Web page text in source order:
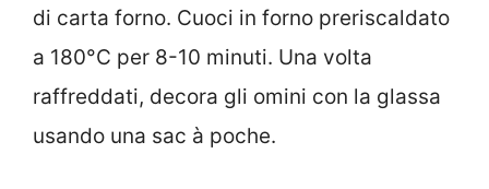
di carta forno. Cuoci in forno preriscaldato
a 180°C per 8-10 minuti. Una volta
raffreddati, decora gli omini con la glassa
usando una sac à poche.